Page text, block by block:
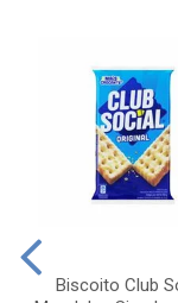
Biscoito Club